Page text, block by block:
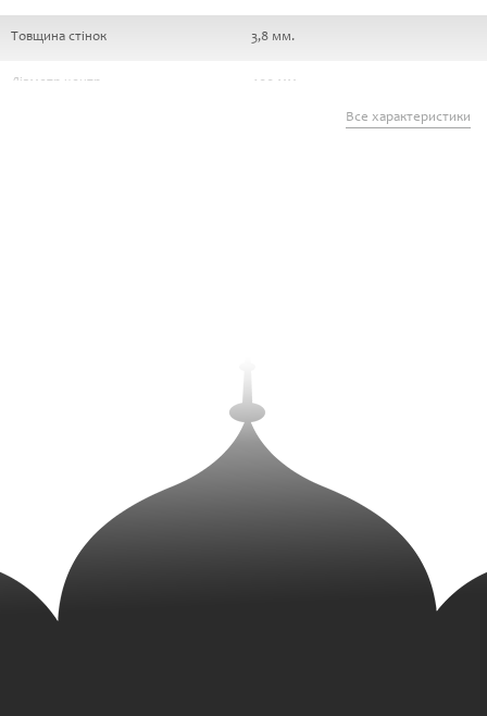
Товщина стінок 3,8 мм.
Діаметр центр 400 мм.
Все характеристики